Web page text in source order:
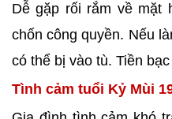
Dễ gặp rối rắm về mặt
chốn công quyền. Nếu
có thể bị vào tù. Tiền
Tình cảm tuổi Kỷ Mùi